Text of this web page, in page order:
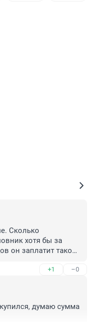
Сколько
хотя бы за
он заплатит такой
поддерживается на
быть так : и
можно бороться с
страны.
+1 –0
думаю сумма